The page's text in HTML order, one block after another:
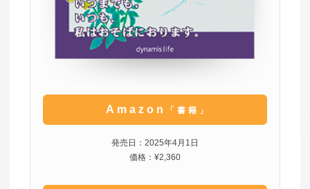
Amazon 「書籍」
発売日：2025年4月1日
価格：¥2,360